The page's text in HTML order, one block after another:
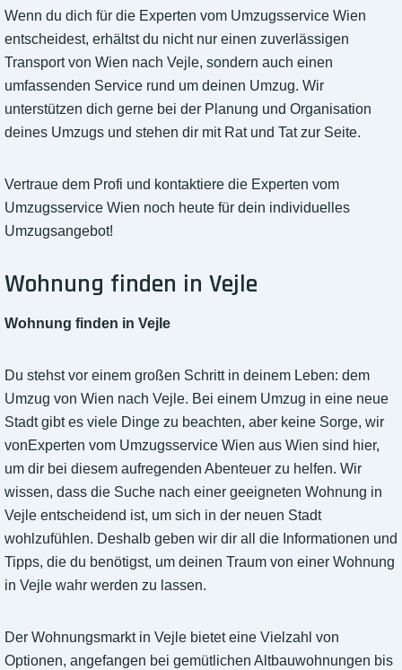
Wenn du dich für die Experten vom Umzugsservice Wien
entscheidest, erhältst du nicht nur einen zuverlässigen
Transport von Wien nach Vejle, sondern auch einen
umfassenden Service rund um deinen Umzug. Wir
unterstützen dich gerne bei der Planung und Organisation
deines Umzugs und stehen dir mit Rat und Tat zur Seite.
Vertraue dem Profi und kontaktiere die Experten vom
Umzugsservice Wien noch heute für dein individuelles
Umzugsangebot!
Wohnung finden in Vejle
Wohnung finden in Vejle
Du stehst vor einem großen Schritt in deinem Leben: dem
Umzug von Wien nach Vejle. Bei einem Umzug in eine neue
Stadt gibt es viele Dinge zu beachten, aber keine Sorge, wir
vonExperten vom Umzugsservice Wien aus Wien sind hier,
um dir bei diesem aufregenden Abenteuer zu helfen. Wir
wissen, dass die Suche nach einer geeigneten Wohnung in
Vejle entscheidend ist, um sich in der neuen Stadt
wohlzufühlen. Deshalb geben wir dir all die Informationen und
Tipps, die du benötigst, um deinen Traum von einer Wohnung
in Vejle wahr werden zu lassen.
Der Wohnungsmarkt in Vejle bietet eine Vielzahl von
Optionen, angefangen bei gemütlichen Altbauwohnungen bis